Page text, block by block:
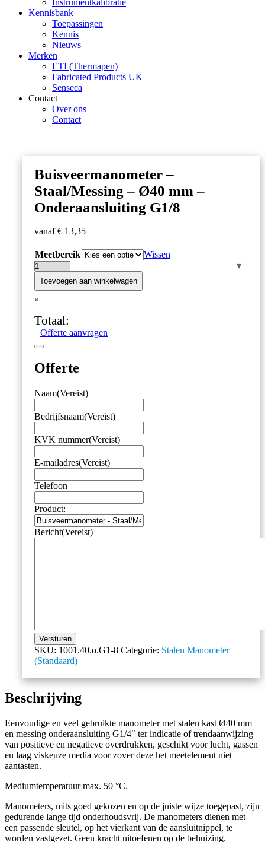
Instrumentkalibratie
Kennisbank
Toepassingen
Kennis
Nieuws
Merken
ETI (Thermapen)
Fabricated Products UK
Senseca
Contact
Over ons
Contact
Buisveermanometer –
Staal/Messing – Ø40 mm –
Onderaansluiting G1/8
vanaf € 13,35
Meetbereik
Wissen
Buisveermanometer
Staal/Messing
–
mm
Onderaansluiting
aantal
Toevoegen aan winkelwagen
×
Totaal:
Offerte aanvragen
Offerte
Naam(Vereist)
Bedrijfsnaam(Vereist)
KVK nummer(Vereist)
E-mailadres(Vereist)
Telefoon
Product:
Bericht(Vereist)
Versturen
SKU: 1001.40.o.G1-8 Categorie: Stalen Manometer
(Standaard)
Beschrijving
Eenvoudige en veel gebruikte manometer met stalen kast Ø40 mm
en messing onderaansluiting G1/4″ ter indicatie of trendaanwijzing
van positieve en negatieve overdrukken, geschikt voor lucht, gassen
en laag viskeuze media voor zover deze het meetelement niet
aantasten.
Mediumtemperatuur max. 50 °C.
Manometers, mits goed gekozen en op de juiste wijze toegepast, zijn
gedurende lange tijd onderhoudsvrij. De manometers dienen met
een passende sleutel, op het vierkant van de aansluitnippel, te
worden vastgezet. Geen kracht uitoefenen op de behuizing.